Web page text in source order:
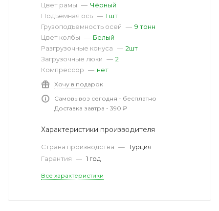
Цвет рамы — Чёрный
Подъемная ось — 1 шт
Грузоподъемность осей — 9 тонн
Цвет колбы — Белый
Разгрузочные конуса — 2шт
Загрузочные люки — 2
Компрессор — нет
Хочу в подарок
Самовывоз сегодня - бесплатно
Доставка завтра - 390 ₽
Характеристики производителя
Страна производства — Турция
Гарантия — 1 год
Все характеристики